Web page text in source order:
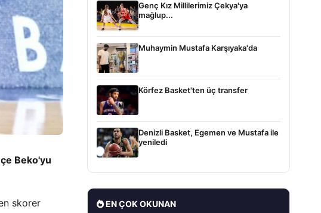
Beko'yu
skorer
Genç Kız Millilerimiz Çekya'ya
mağlup...
Muhaymin Mustafa Karşıyaka'da
Körfez Basket'ten üç transfer
Denizli Basket, Egemen ve Mustafa ile
yeniledi
EN ÇOK OKUNAN